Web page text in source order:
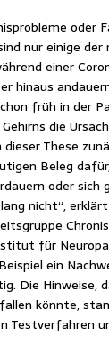
oder
nur einige der
einer
hinaus
früh in der
die
These
Beleg
oder sich
nicht“,
für
ein
Die Hinweise,
könnte,
Testverfahren